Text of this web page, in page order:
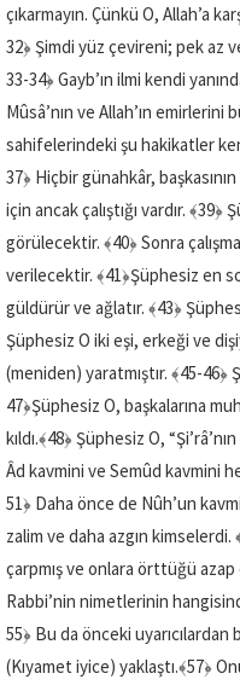
çıkarmayın. Çünkü O, Allah’a
32﴿Şimdi yüz çevireni; pek az
33-34﴿Gayb’ın ilmi kendi
Mûsâ’nın ve Allah’ın
sahifelerindeki şu hakikatler
37﴿ Hiçbir günahkâr,
için ancak çalıştığı vardır. ﴾39﴿
görülecektir. ﴾40﴿Sonra
verilecektir. ﴾41﴿Şüphesiz en
güldürür ve ağlatır. ﴾43﴿
Şüphesiz O iki eşi, erkeği ve
(meniden) yaratmıştır. ﴾45-46﴿
47﴿Şüphesiz O, başkalarına
kıldı.﴾48﴿Şüphesiz O,
Âd kavmini ve Semûd kavmini
51﴿ Daha önce de Nûh’un
zalim ve daha azgın kimselerdi.
çarpmış ve onlara örttüğü
Rabbi’nin nimetlerinin
55﴿ Bu da önceki uyarıcılardan
(Kıyamet iyice) yaklaştı.﴾57﴿